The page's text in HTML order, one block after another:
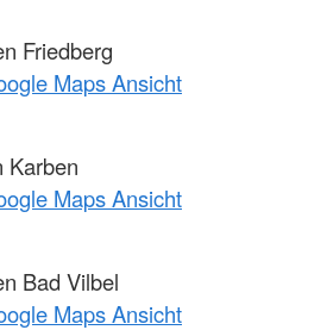
Friedberg
Maps Ansicht
Karben
Maps Ansicht
Bad Vilbel
Maps Ansicht